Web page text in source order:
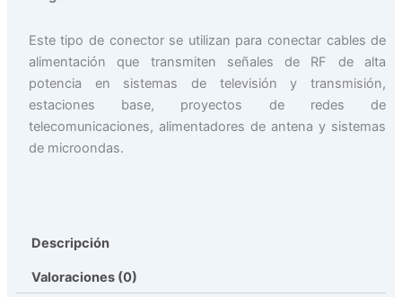
Este tipo de conector se utilizan para conectar cables de
alimentación que transmiten señales de RF de alta
potencia en sistemas de televisión y transmisión,
estaciones base, proyectos de redes de
telecomunicaciones, alimentadores de antena y sistemas
de microondas.
Descripción
Valoraciones (0)